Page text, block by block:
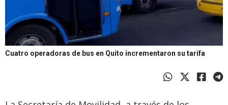
Cuatro operadoras de bus en Quito incrementaron su tarifa